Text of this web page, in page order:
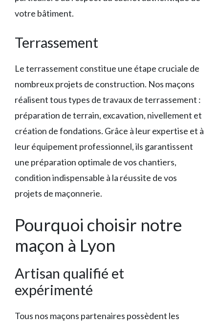
votre bâtiment.
Terrassement
Le terrassement constitue une étape cruciale de
nombreux projets de construction. Nos maçons
réalisent tous types de travaux de terrassement :
préparation de terrain, excavation, nivellement et
création de fondations. Grâce à leur expertise et à
leur équipement professionnel, ils garantissent
une préparation optimale de vos chantiers,
condition indispensable à la réussite de vos
projets de maçonnerie.
Pourquoi choisir notre
maçon à Lyon
Artisan qualifié et
expérimenté
Tous nos maçons partenaires possèdent les